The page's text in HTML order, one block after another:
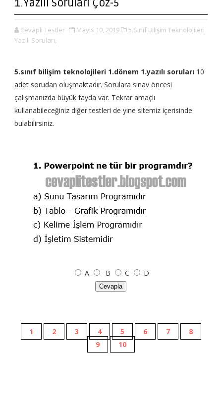
1.Yazılı Soruları Çöz-5
Cevaplı Testler Mayıs 10, 2019
5.Sınıf Bilişim Teknolojileri
Yazılı Soruları,
5.sınıf bilişim teknolojileri 1.dönem 1.yazılı soruları 10
adet sorudan oluşmaktadır. Sorulara sınav öncesi
çalışmanızda büyük fayda var. Tekrar amaçlı
kullanabileceğiniz diğer testleri de yine sitemiz içerisinde
bulabilirsiniz.
A B C D
Cevapla
1 2 3 4 5 6 7
8
9
10